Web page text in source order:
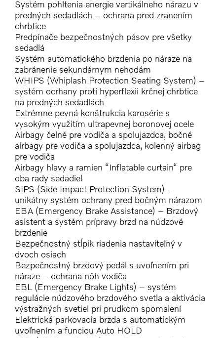
Systém pohltenia energie vertikálneho nárazu v
predných sedadlách – ochrana pred zranením
chrbtice
Predpínače bezpečnostných pásov pre všetky
sedadlá
Systém automatického brzdenia po náraze na
zabránenie sekundárnym nehodám
WHIPS (Whiplash Protection Seating System) –
systém ocrhany proti hyperflexii krčnej chrbtice
na predných sedadlách
Extrémne pevná konštrukcia karosérie s
vysokým využitím ultrapevnej boronovej ocele
Airbagy čelné pre vodiča a spolujazdca, bočné
airbagy pre vodiča a spolujazdca, kolenný airbag
pre vodiča
Airbagy hlavy a ramien “Inflatable curtain“ pre
oba rady sedadiel
SIPS (Side Impact Protection System) –
unikátny systém ochrany pred bočným nárazom
EBA (Emergency Brake Assistance) – Brzdový
asistent a systém prípravy brzd na núdzové
brzdenie
Bezpečnostný stĺpik riadenia nastaviteľný v
dvoch osiach
Bezpečnostný brzdový pedál s uvoľnením pri
náraze – ochrana nôh vodiča
EBL (Emergency Brake Lights) – systém
regulácie núdzového brzdového svetla a aktivácia
výstražných svetiel pri prudkom spomalení
Elektrická parkovacia brzda s automatickým
uvoľnením a funciou Auto HOLD